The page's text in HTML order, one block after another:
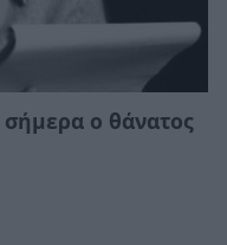
ο θάνατος